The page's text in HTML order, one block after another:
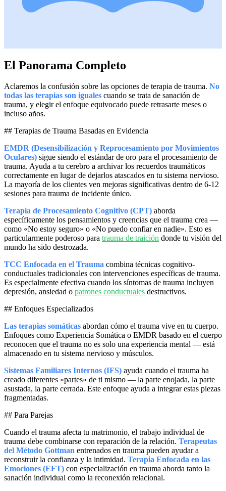
El Panorama Completo
Aclaremos la confusión sobre las opciones de terapia de trauma. No
todas las terapias son iguales cuando se trata de sanación de
trauma, y elegir el enfoque equivocado puede retrasarte meses o
incluso años.
## Terapias de Trauma Basadas en Evidencia
EMDR (Desensibilización y Reprocesamiento por Movimientos
Oculares) sigue siendo el estándar de oro para el procesamiento de
trauma. Ayuda a tu cerebro a archivar los recuerdos traumáticos
correctamente en lugar de dejarlos atascados en tu sistema nervioso.
La mayoría de los clientes ven mejoras significativas dentro de 6-12
sesiones para trauma de incidente único.
Terapia de Procesamiento Cognitivo (CPT) aborda
específicamente los pensamientos y creencias que el trauma crea —
como «No estoy seguro» o «No puedo confiar en nadie». Esto es
particularmente poderoso para trauma de traición donde tu visión del
mundo ha sido destrozada.
TCC Enfocada en el Trauma combina técnicas cognitivo-
conductuales tradicionales con intervenciones específicas de trauma.
Es especialmente efectiva cuando los síntomas de trauma incluyen
depresión, ansiedad o patrones conductuales destructivos.
## Enfoques Especializados
Las terapias somáticas abordan cómo el trauma vive en tu cuerpo.
Enfoques como Experiencia Somática o EMDR basado en el cuerpo
reconocen que el trauma no es solo una experiencia mental — está
almacenado en tu sistema nervioso y músculos.
Sistemas Familiares Internos (IFS) ayuda cuando el trauma ha
creado diferentes «partes» de ti mismo — la parte enojada, la parte
asustada, la parte cerrada. Este enfoque ayuda a integrar estas piezas
fragmentadas.
## Para Parejas
Cuando el trauma afecta tu matrimonio, el trabajo individual de
trauma debe combinarse con reparación de la relación. Terapeutas
del Método Gottman entrenados en trauma pueden ayudar a
reconstruir la confianza y la intimidad. Terapia Enfocada en las
Emociones (EFT) con especialización en trauma aborda tanto la
sanación individual como la reconexión relacional.